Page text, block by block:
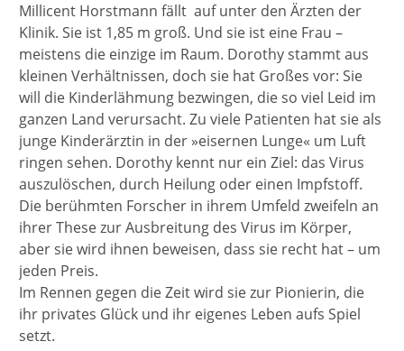
Millicent Horstmann fällt auf unter den Ärzten der
Klinik. Sie ist 1,85 m groß. Und sie ist eine Frau –
meistens die einzige im Raum. Dorothy stammt aus
kleinen Verhältnissen, doch sie hat Großes vor: Sie
will die Kinderlähmung bezwingen, die so viel Leid im
ganzen Land verursacht. Zu viele Patienten hat sie als
junge Kinderärztin in der »eisernen Lunge« um Luft
ringen sehen. Dorothy kennt nur ein Ziel: das Virus
auszulöschen, durch Heilung oder einen Impfstoff.
Die berühmten Forscher in ihrem Umfeld zweifeln an
ihrer These zur Ausbreitung des Virus im Körper,
aber sie wird ihnen beweisen, dass sie recht hat – um
jeden Preis.
Im Rennen gegen die Zeit wird sie zur Pionierin, die
ihr privates Glück und ihr eigenes Leben aufs Spiel
setzt.